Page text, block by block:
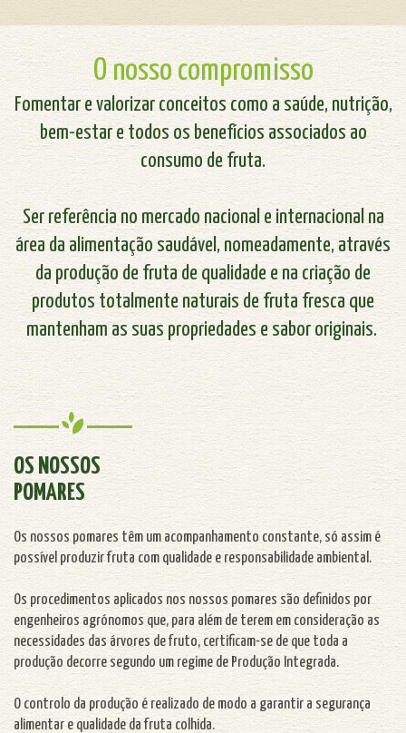
O nosso compromisso
Fomentar e valorizar conceitos como a saúde, nutrição,
bem-estar e todos os benefícios associados ao
consumo de fruta.
Ser referência no mercado nacional e internacional na
área da alimentação saudável, nomeadamente, através
da produção de fruta de qualidade e na criação de
produtos totalmente naturais de fruta fresca que
mantenham as suas propriedades e sabor originais.
OS NOSSOS
POMARES
Os nossos pomares têm um acompanhamento constante, só assim é
possível produzir fruta com qualidade e responsabilidade ambiental.
Os procedimentos aplicados nos nossos pomares são definidos por
engenheiros agrónomos que, para além de terem em consideração as
necessidades das árvores de fruto, certificam-se de que toda a
produção decorre segundo um regime de Produção Integrada.
O controlo da produção é realizado de modo a garantir a segurança
alimentar e qualidade da fruta colhida.